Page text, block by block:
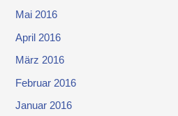
Mai 2016
April 2016
März 2016
Februar 2016
Januar 2016